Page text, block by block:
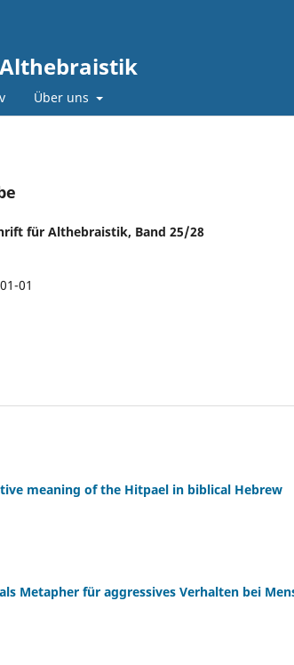
Über uns
für Althebraistik, Band 25/28
01
meaning of the Hitpael in biblical Hebrew
Metapher für aggressives Verhalten bei